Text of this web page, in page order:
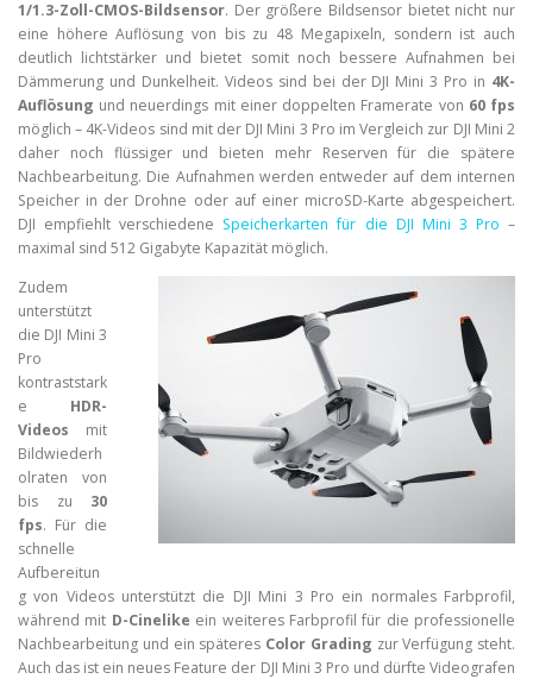
1/1.3-Zoll-CMOS-Bildsensor. Der größere Bildsensor bietet nicht nur
eine höhere Auflösung von bis zu 48 Megapixeln, sondern ist auch
deutlich lichtstärker und bietet somit noch bessere Aufnahmen bei
Dämmerung und Dunkelheit. Videos sind bei der DJI Mini 3 Pro in 4K-
Auflösung und neuerdings mit einer doppelten Framerate von 60 fps
möglich – 4K-Videos sind mit der DJI Mini 3 Pro im Vergleich zur DJI Mini 2
daher noch flüssiger und bieten mehr Reserven für die spätere
Nachbearbeitung. Die Aufnahmen werden entweder auf dem internen
Speicher in der Drohne oder auf einer microSD-Karte abgespeichert.
DJI empfiehlt verschiedene Speicherkarten für die DJI Mini 3 Pro –
maximal sind 512 Gigabyte Kapazität möglich.
Zudem
unterstützt
die DJI Mini 3
Pro
kontraststark
e HDR-
Videos mit
Bildwiederh
olraten von
bis zu 30
fps. Für die
schnelle
Aufbereitun
g von Videos unterstützt die DJI Mini 3 Pro ein normales Farbprofil,
während mit D-Cinelike ein weiteres Farbprofil für die professionelle
Nachbearbeitung und ein späteres Color Grading zur Verfügung steht.
Auch das ist ein neues Feature der DJI Mini 3 Pro und dürfte Videografen